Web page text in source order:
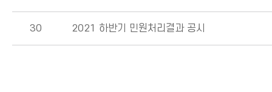
30 2021 하반기 민원처리결과 공시